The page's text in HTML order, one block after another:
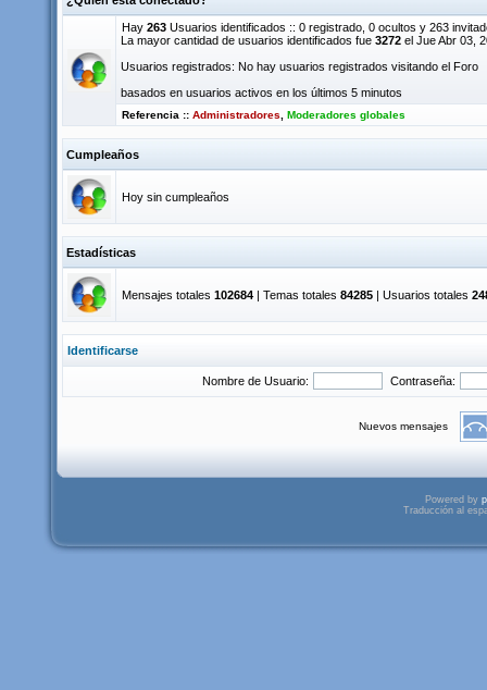
Hay 263 Usuarios identificados :: 0 registrado, 0 ocultos y 263
La mayor cantidad de usuarios identificados fue 3272 el Jue Abr 03,
Usuarios registrados: No hay usuarios registrados visitando el Foro
basados en usuarios activos en los últimos 5 minutos
Referencia :: Administradores Moderadores globales
Cumpleaños
Hoy sin cumpleaños
Estadísticas
Mensajes totales 102684 | Temas totales 84285 | Usuarios totales
Identificarse
Nombre de Usuario: Contraseña:
Nuevos mensajes
Powered by
Traducción al